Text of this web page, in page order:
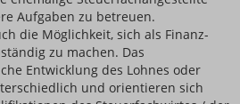
Aufgaben zu betreuen.
die Möglichkeit, sich als Finanz-
zu machen. Das
Entwicklung des Lohnes oder
und orientieren sich